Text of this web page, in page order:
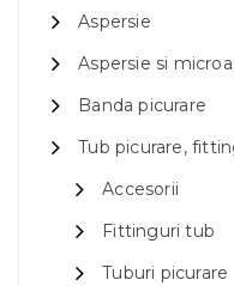
Aspersie
Aspersie si
Banda picurare
Tub picurare,
Accesorii
Fittinguri tub
Tuburi picurare